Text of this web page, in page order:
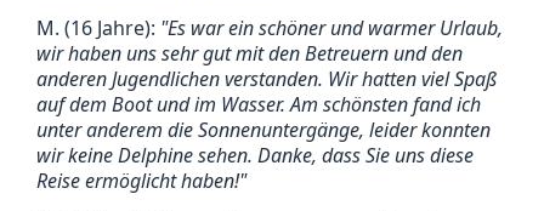
M. (16 Jahre): "Es war ein schöner und warmer Urlaub,
wir haben uns sehr gut mit den Betreuern und den
anderen Jugendlichen verstanden. Wir hatten viel Spaß
auf dem Boot und im Wasser. Am schönsten fand ich
unter anderem die Sonnenuntergänge, leider konnten
wir keine Delphine sehen. Danke, dass Sie uns diese
Reise ermöglicht haben!"